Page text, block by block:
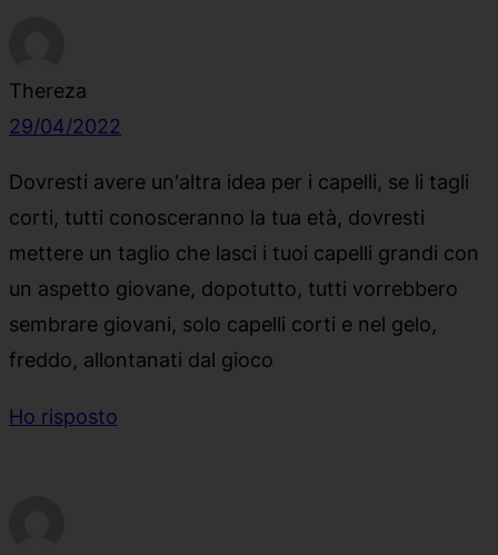
Thereza
29/04/2022
Dovresti avere un'altra idea per i capelli, se li tagli
corti, tutti conosceranno la tua età, dovresti
mettere un taglio che lasci i tuoi capelli grandi con
un aspetto giovane, dopotutto, tutti vorrebbero
sembrare giovani, solo capelli corti e nel gelo,
freddo, allontanati dal gioco
Ho risposto